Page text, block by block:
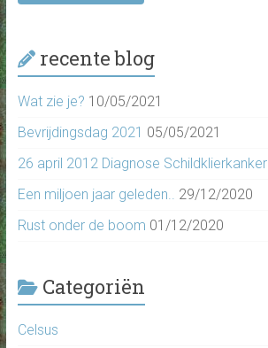
recente blog
Wat zie je? 10/05/2021
Bevrijdingsdag 2021 05/05/2021
26 april 2012 Diagnose Schildklierkanker
Een miljoen jaar geleden..
29/12/2020
Rust onder de boom 01/12/2020
Categoriën
Celsus